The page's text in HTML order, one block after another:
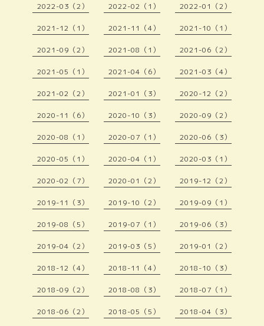
2022-03（2） 2022-02（1） 2022-01（2）
2021-12（1） 2021-11（4） 2021-10（1）
2021-09（2） 2021-08（1） 2021-06（2）
2021-05（1） 2021-04（6） 2021-03（4）
2021-02（2） 2021-01（3） 2020-12（2）
2020-11（6） 2020-10（3） 2020-09（2）
2020-08（1） 2020-07（1） 2020-06（3）
2020-05（1） 2020-04（1） 2020-03（1）
2020-02（7） 2020-01（2） 2019-12（2）
2019-11（3） 2019-10（2） 2019-09（1）
2019-08（5） 2019-07（1） 2019-06（3）
2019-04（2） 2019-03（5） 2019-01（2）
2018-12（4） 2018-11（4） 2018-10（3）
2018-09（2） 2018-08（3） 2018-07（1）
2018-06（2） 2018-05（5） 2018-04（3）